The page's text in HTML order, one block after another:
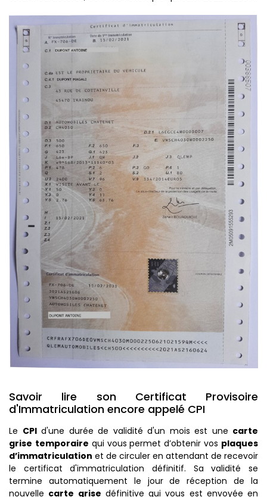
Savoir lire son Certificat Provisoire
d'Immatriculation encore appelé CPI
Le CPId'une durée de validité d'un mois est une carte
grise temporaire qui vous permet d’obtenir vos plaques
d’immatriculation et de circuler en attendant de recevoir
le certificat d'immatriculation définitif. Sa validité se
termine automatiquement le jour de réception de la
nouvelle carte grise définitive qui vous est envoyée en